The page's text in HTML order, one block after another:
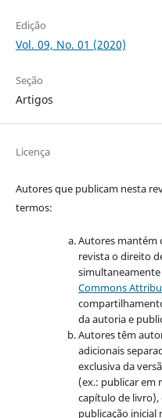
Edição
Vol. 09, No. 01 (2020)
Seção
Artigos
Licença
Autores que publicam nesta
termos:
Autores mantém
revista o direito
Commons
da autoria e
Autores têm
adicionais
exclusiva da
(ex.: publicar em
capítulo de
publicação inicial